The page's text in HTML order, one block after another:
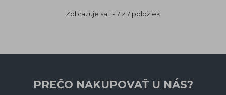
Zobrazuje sa 1 - 7 z 7 položiek
PREČO NAKUPOVAŤ U NÁS?